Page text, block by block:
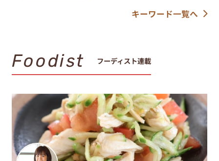
キーワード一覧へ
Foodist フーディスト連載